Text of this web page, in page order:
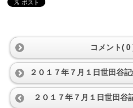
コメント( 0
２０１７年７月１日世田谷
２０１７年７月１日世田